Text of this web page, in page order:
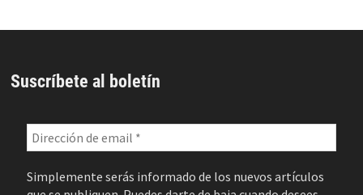
Suscríbete al boletín
Simplemente serás informado de los nuevos artículos